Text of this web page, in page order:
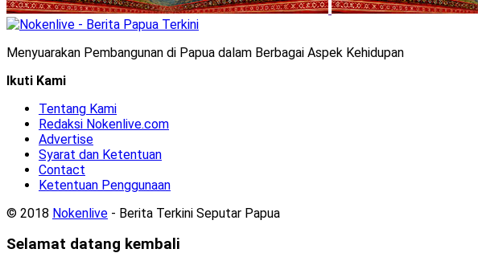
Menyuarakan Pembangunan di Papua dalam Berbagai Aspek Kehidupan
Ikuti Kami
Tentang Kami
Redaksi Nokenlive.com
Advertise
Syarat dan Ketentuan
Contact
Ketentuan Penggunaan
© 2018 Nokenlive - Berita Terkini Seputar Papua
Selamat datang kembali